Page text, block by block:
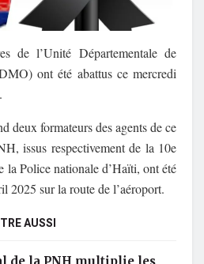
de l’Unité Départementale de
ont été abattus ce mercredi
deux formateurs des agents de ce
issus respectivement de la 10e
la Police nationale d’Haïti, ont été
2025 sur la route de l’aéroport.
AUSSI